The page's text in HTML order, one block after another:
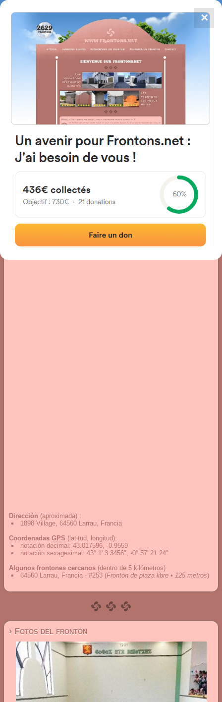
FRONTONS.NET
BUSCAR UN FRONTÓN
AÑADIR UN FRONTÓN
4784
frontones
64560 Larrau, Francia
Fotos Comentarios y reseñas
Dirección (aproximada) :
1898 Village, 64560 Larrau, Francia
Coordenadas GPS (latitud, longitud):
notación decimal : 43.017596, -0.9559
notación sexagesimal : 43° 1' 3.3456", -0° 57' 21.24"
Algunos frontones cercanos (dentro de 5 kilómetros)
64560 Larrau, Francia - #253 (Frontón de plaza libre • 125 metros)
› Fotos del frontón
✕